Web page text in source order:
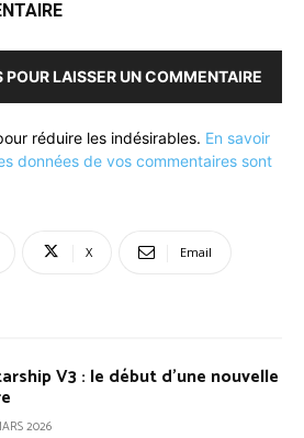
LAISSER UN COMMENTAIRE
réduire les indésirables. En savoir
données de vos commentaires sont
X Email
V3 : le début d’une nouvelle
2026